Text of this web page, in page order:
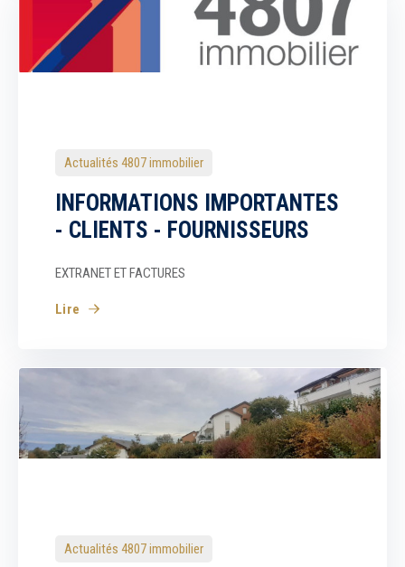
Actualités 4807 immobilier
INFORMATIONS IMPORTANTES
- CLIENTS - FOURNISSEURS
EXTRANET ET FACTURES
Lire
Actualités 4807 immobilier